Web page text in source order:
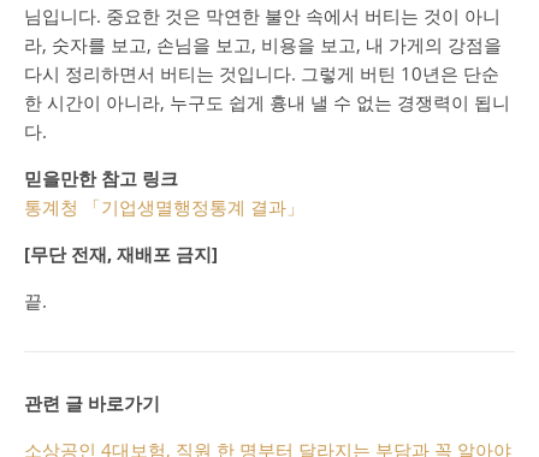
님입니다. 중요한 것은 막연한 불안 속에서 버티는 것이 아니
라, 숫자를 보고, 손님을 보고, 비용을 보고, 내 가게의 강점을
다시 정리하면서 버티는 것입니다. 그렇게 버틴 10년은 단순
한 시간이 아니라, 누구도 쉽게 흉내 낼 수 없는 경쟁력이 됩니
다.
믿을만한 참고 링크
통계청 「기업생멸행정통계 결과」
[무단 전재, 재배포 금지]
끝.
관련 글 바로가기
소상공인 4대보험, 직원 한 명부터 달라지는 부담과 꼭 알아야